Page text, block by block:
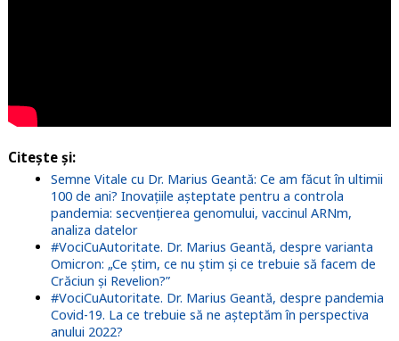
Citește și:
Semne Vitale cu Dr. Marius Geantă: Ce am făcut în ultimii
100 de ani? Inovațiile așteptate pentru a controla
pandemia: secvențierea genomului, vaccinul ARNm,
analiza datelor
#VociCuAutoritate. Dr. Marius Geantă, despre varianta
Omicron: „Ce știm, ce nu știm și ce trebuie să facem de
Crăciun și Revelion?”
#VociCuAutoritate. Dr. Marius Geantă, despre pandemia
Covid-19. La ce trebuie să ne așteptăm în perspectiva
anului 2022?